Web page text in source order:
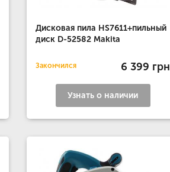
Дисковая пила HS7611+пильный
диск D-52582 Makita
Закончился 6 399 грн
Узнать о наличии